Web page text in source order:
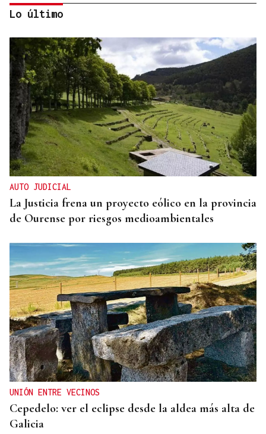
SIEMENS GAMESA
El Ibex 35 abre la sesión con un alza del 0,4% y
acaricia los históricos 20.100 puntos
Lo último
AUTO JUDICIAL
La Justicia frena un proyecto eólico en la provincia
de Ourense por riesgos medioambientales
UNIÓN ENTRE VECINOS
Cepedelo: ver el eclipse desde la aldea más alta de
Galicia